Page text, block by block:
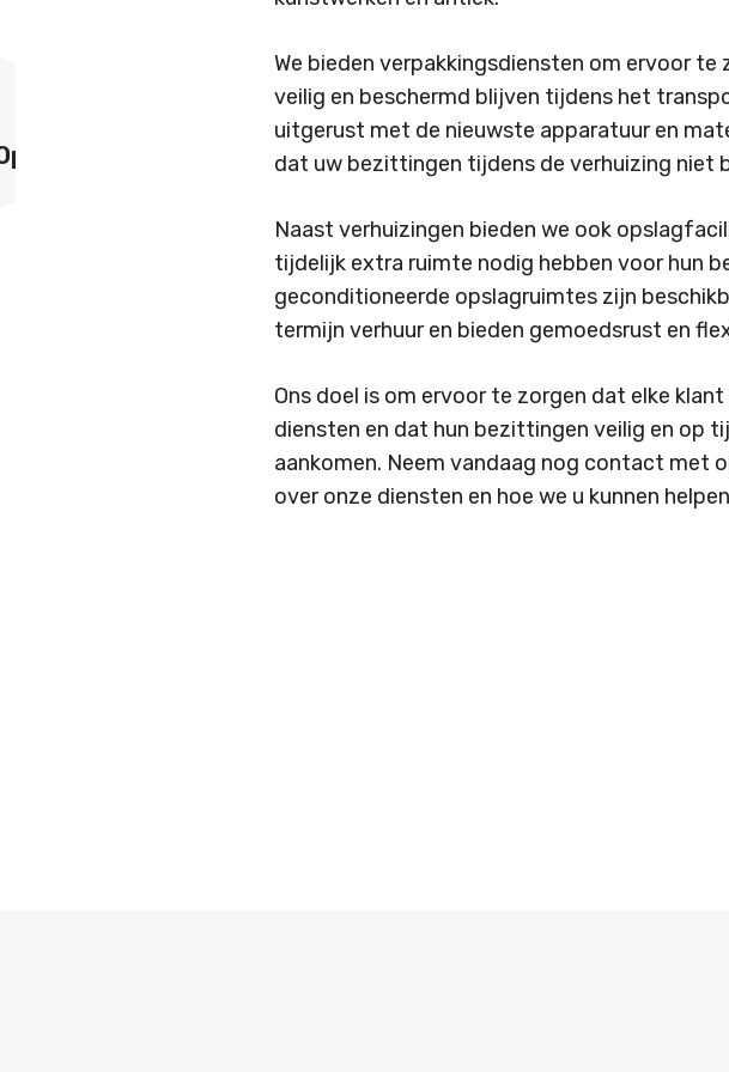
Verhuislift Woningontruiming
In-
We bieden verpakkingsdiensten om ervoor
veilig en beschermd blijven tijdens het
uitgerust met de nieuwste apparatuur en
dat uw bezittingen tijdens de verhuizing niet
Naast verhuizingen bieden we ook
tijdelijk extra ruimte nodig hebben voor hun
geconditioneerde opslagruimtes zijn
termijn verhuur en bieden gemoedsrust en
Ons doel is om ervoor te zorgen dat elke
diensten en dat hun bezittingen veilig en op
aankomen. Neem vandaag nog contact met
over onze diensten en hoe we u kunnen